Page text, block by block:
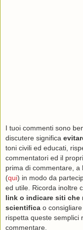
I tuoi commenti sono
discutere significa
toni civili ed educati,
commentatori ed il
prima di commentare, a
(qui) in modo da
ed utile. Ricorda inoltre
link o indicare siti che
scientifica o
rispetta queste semplici
commentare.